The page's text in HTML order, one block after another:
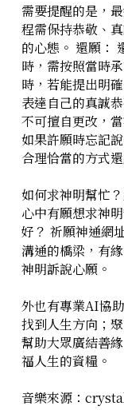
需要提醒的是，
程需保持恭敬、
的心態。 還願：
時，需按照當時
時，若能提出明
表達自己的真誠
不可擅自更改，
如果許願時忘記
合理恰當的方式
如何求神明幫忙
心中有願想求神
好？ 祈願神通網
溝通的橋梁，有
神明訴說心願。
外也有專業AI協
找到人生方向；
幫助大眾廣結善
福人生的資糧。
音樂來源：